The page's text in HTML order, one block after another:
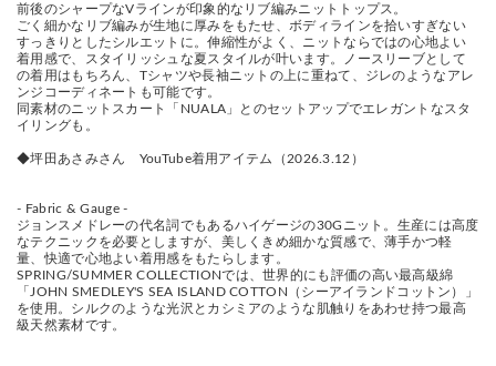
前後のシャープなVラインが印象的なリブ編みニットトップス。
ごく細かなリブ編みが生地に厚みをもたせ、ボディラインを拾いすぎない
すっきりとしたシルエットに。伸縮性がよく、ニットならではの心地よい
着用感で、スタイリッシュな夏スタイルが叶います。ノースリーブとして
の着用はもちろん、Tシャツや長袖ニットの上に重ねて、ジレのようなアレ
ンジコーディネートも可能です。
同素材のニットスカート「NUALA」とのセットアップでエレガントなスタ
イリングも。
◆坪田あさみさん YouTube着用アイテム（2026.3.12）
- Fabric & Gauge -
ジョンスメドレーの代名詞でもあるハイゲージの30Gニット。生産には高度
なテクニックを必要としますが、美しくきめ細かな質感で、薄手かつ軽
量、快適で心地よい着用感をもたらします。
SPRING/SUMMER COLLECTIONでは、世界的にも評価の高い最高級綿
「JOHN SMEDLEY'S SEA ISLAND COTTON（シーアイランドコットン）」
を使用。シルクのような光沢とカシミアのような肌触りをあわせ持つ最高
級天然素材です。